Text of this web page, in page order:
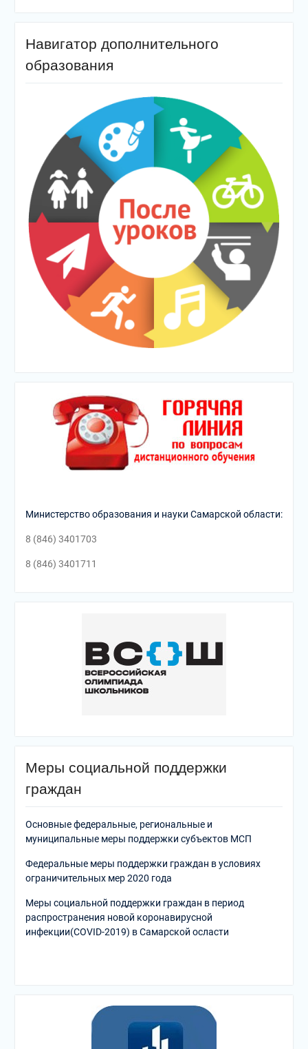
Навигатор дополнительного
образования
Министерство образования и науки Самарской области:
8 (846) 3401703
8 (846) 3401711
Меры социальной поддержки
граждан
Основные федеральные, региональные и
муниципальные меры поддержки субъектов МСП
Федеральные меры поддержки граждан в условиях
ограничительных мер 2020 года
Меры социальной поддержки граждан в период
распространения новой коронавирусной
инфекции(COVID-2019) в Самарской осласти